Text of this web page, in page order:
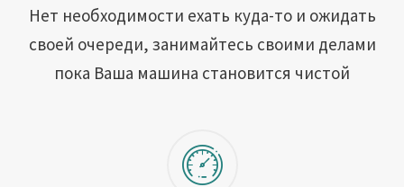
Контакты
Нет необходимости ехать куда-то и ожидать
своей очереди, занимайтесь своими делами
пока Ваша машина становится чистой